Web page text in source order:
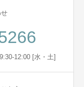
12:00 [水・土]